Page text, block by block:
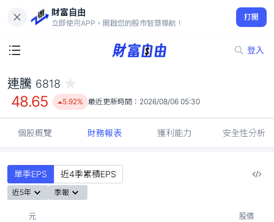
財富自由
立即使用APP，開啟您的股市智慧導航！
打開
登入
48.65
5.92%
連騰 6818
48.65 5.92% 最近更新時間： 2026/08/06 05:30
個股概覽 財務報表 獲利能力 安全性分析
單季EPS 近4季累積EPS
近5年 季報